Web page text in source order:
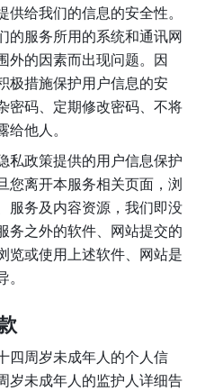
给我们的信息的安全性。
的服务所用的系统和通讯网
外的因素而出现问题。因
极措施保护用户信息的安
密码、定期修改密码、不将
给他人。
私政策提供的用户信息保护
您离开本服务相关页面，浏
服务及内容资源，我们即没
务之外的软件、网站提交的
览或使用上述软件、网站是
四周岁未成年人的个人信
岁未成年人的监护人详细告